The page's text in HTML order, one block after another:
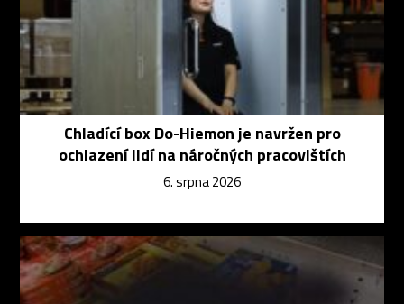
Chladící box Do-Hiemon je navržen pro
ochlazení lidí na náročných pracovištích
6. srpna 2026